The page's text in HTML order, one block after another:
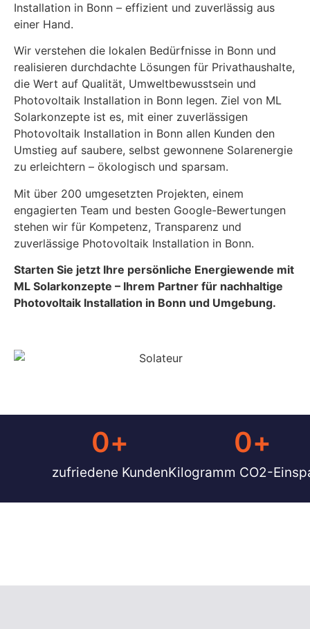
Installation in Bonn – effizient und zuverlässig aus
einer Hand.
Wir verstehen die lokalen Bedürfnisse in Bonn und
realisieren durchdachte Lösungen für Privathaushalte,
die Wert auf Qualität, Umweltbewusstsein und
Photovoltaik Installation in Bonn legen. Ziel von ML
Solarkonzepte ist es, mit einer zuverlässigen
Photovoltaik Installation in Bonn allen Kunden den
Umstieg auf saubere, selbst gewonnene Solarenergie
zu erleichtern – ökologisch und sparsam.
Mit über 200 umgesetzten Projekten, einem
engagierten Team und besten Google-Bewertungen
stehen wir für Kompetenz, Transparenz und
zuverlässige Photovoltaik Installation in Bonn.
Starten Sie jetzt Ihre persönliche Energiewende mit
ML Solarkonzepte – Ihrem Partner für nachhaltige
Photovoltaik Installation in Bonn und Umgebung.
zufriedene Kunden
0+
Kilogramm CO2-
0+